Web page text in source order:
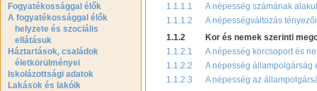
Fogyatékossággal élők
A fogyatékossággal élők
helyzete és szociális
ellátásuk
Háztartások, családok
életkörülményei
Iskolázottsági adatok
Lakások és lakóik
1.1.1.1
A népesség számának
1.1.1.2
A népességváltozás tényezői
1.1.2
Kor és nemek szerinti
1.1.2.1
A népesség korcsoport és
1.1.2.2
A népesség állampolgárság
1.1.2.3
A népesség az